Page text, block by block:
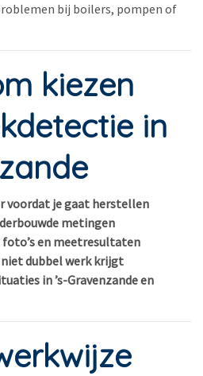
bij boilers, pompen of
kiezen
in
voordat je gaat herstellen
metingen
en meetresultaten
dubbel werk krijgt
in ’s-Gravenzande en